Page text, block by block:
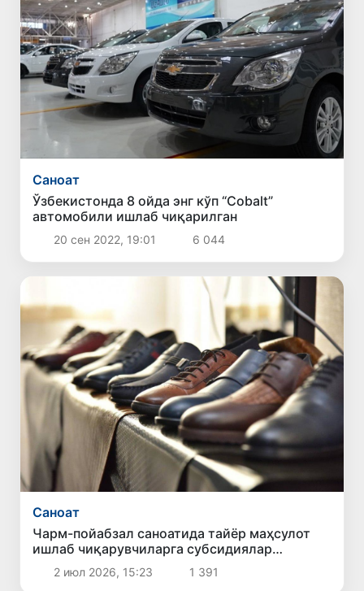
Саноат
Ўзбекистонда 8 ойда энг кўп “Cobalt”
автомобили ишлаб чиқарилган
20 сен 2022, 19:01 6 044
Саноат
Чарм-пойабзал саноатида тайёр маҳсулот
ишлаб чиқарувчиларга субсидиялар
берилади
2 июл 2026, 15:23 1 391